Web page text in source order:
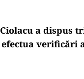
a dispus
verificări